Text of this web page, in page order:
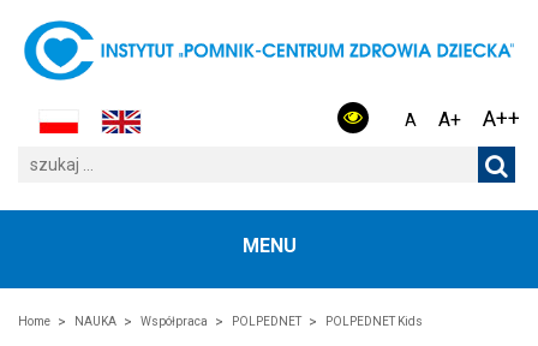
A A+ A++
MENU
Home NAUKA Współpraca POLPEDNET POLPEDNET Kids